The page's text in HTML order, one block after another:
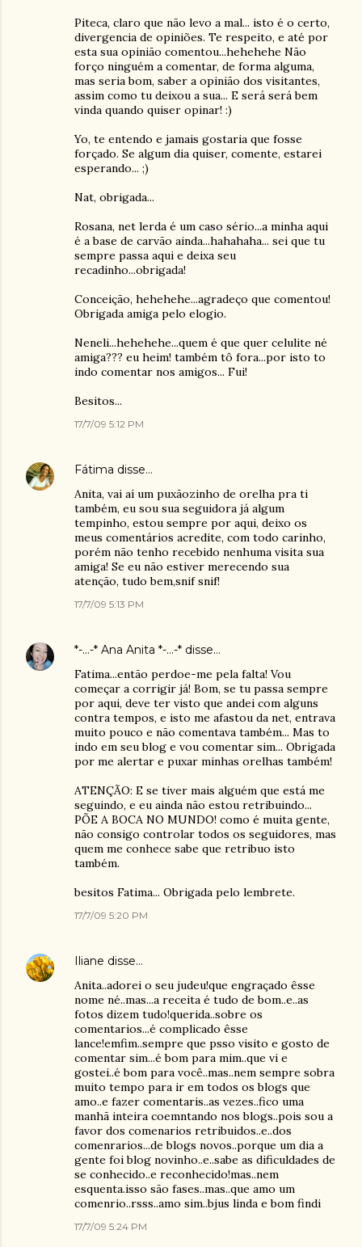
Piteca, claro que não levo a mal... isto é o certo,
divergencia de opiniões. Te respeito, e até por
esta sua opinião comentou...hehehehe Não
forço ninguém a comentar, de forma alguma,
mas seria bom, saber a opinião dos visitantes,
assim como tu deixou a sua... E será será bem
vinda quando quiser opinar! :)
Yo, te entendo e jamais gostaria que fosse
forçado. Se algum dia quiser, comente, estarei
esperando... ;)
Nat, obrigada...
Rosana, net lerda é um caso sério...a minha aqui
é a base de carvão ainda...hahahaha... sei que tu
sempre passa aqui e deixa seu
recadinho...obrigada!
Conceição, hehehehe...agradeço que comentou!
Obrigada amiga pelo elogio.
Neneli...hehehehe...quem é que quer celulite né
amiga??? eu heim! também tô fora...por isto to
indo comentar nos amigos... Fui!
Besitos...
17/7/09 5:12 PM
Fátima disse…
Anita, vai aí um puxãozinho de orelha pra ti
também, eu sou sua seguidora já algum
tempinho, estou sempre por aqui, deixo os
meus comentários acredite, com todo carinho,
porém não tenho recebido nenhuma visita sua
amiga! Se eu não estiver merecendo sua
atenção, tudo bem,snif snif!
17/7/09 5:13 PM
*-...-* Ana Anita *-...-* disse…
Fatima...então perdoe-me pela falta! Vou
começar a corrigir já! Bom, se tu passa sempre
por aqui, deve ter visto que andei com alguns
contra tempos, e isto me afastou da net, entrava
muito pouco e não comentava também... Mas to
indo em seu blog e vou comentar sim... Obrigada
por me alertar e puxar minhas orelhas também!
ATENÇÃO: E se tiver mais alguém que está me
seguindo, e eu ainda não estou retribuindo...
PÕE A BOCA NO MUNDO! como é muita gente,
não consigo controlar todos os seguidores, mas
quem me conhece sabe que retribuo isto
também.
besitos Fatima... Obrigada pelo lembrete.
17/7/09 5:20 PM
Iliane disse…
Anita..adorei o seu judeu!que engraçado êsse
nome né..mas...a receita é tudo de bom..e..as
fotos dizem tudo!querida..sobre os
comentarios...é complicado êsse
lance!emfim..sempre que psso visito e gosto de
comentar sim...é bom para mim..que vi e
gostei..é bom para você..mas..nem sempre sobra
muito tempo para ir em todos os blogs que
amo..e fazer comentaris..as vezes..fico uma
manhã inteira coemntando nos blogs..pois sou a
favor dos comenarios retribuidos..e..dos
comenrarios...de blogs novos..porque um dia a
gente foi blog novinho..e..sabe as dificuldades de
se conhecido..e reconhecido!mas..nem
esquenta.isso são fases..mas..que amo um
comenrio..rsss..amo sim..bjus linda e bom findi
17/7/09 5:24 PM